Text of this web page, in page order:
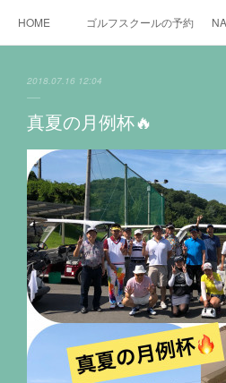
HOME ゴルフスクールの予約状況
インスタグラム X
2018.07.16 12:04
真夏の月例杯🔥